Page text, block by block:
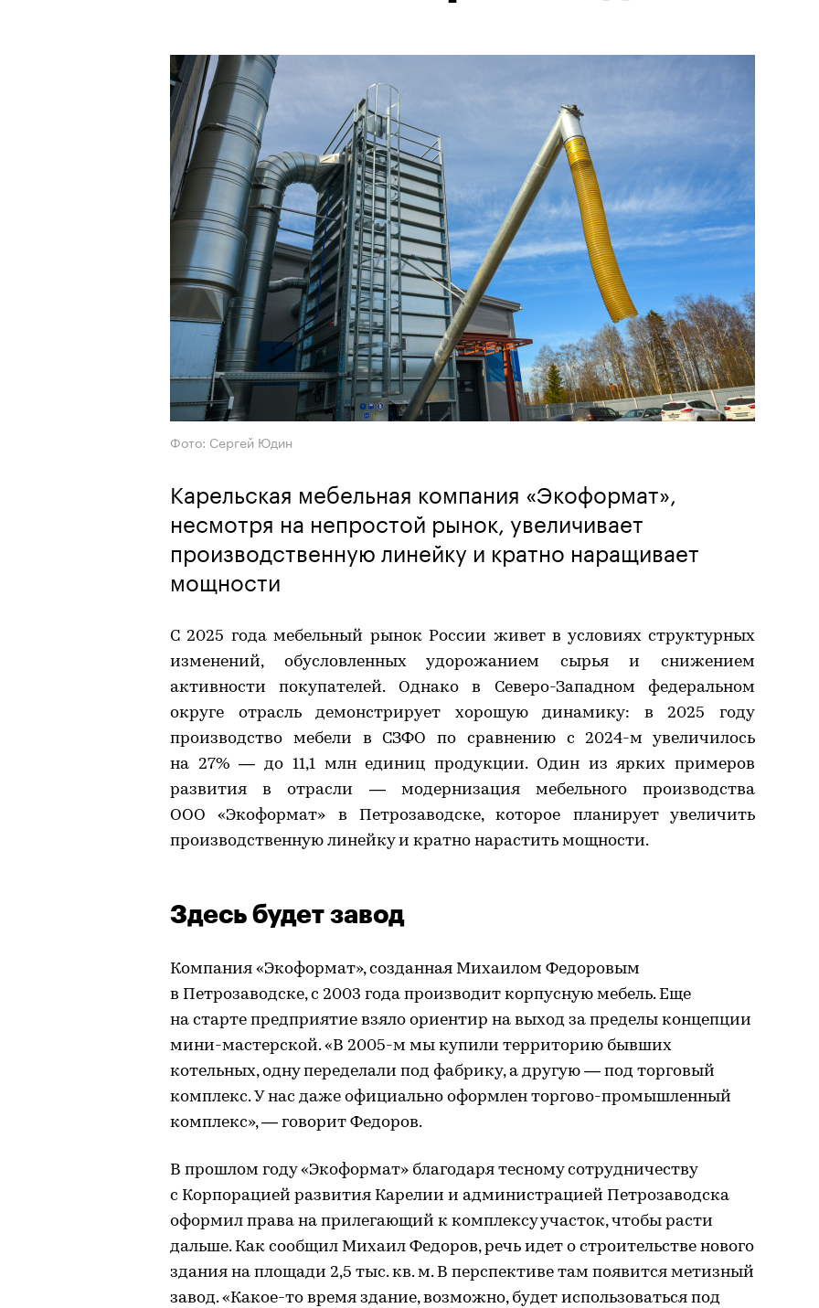
Фото: Сергей Юдин
Карельская мебельная компания «Экоформат»,
несмотря на непростой рынок, увеличивает
производственную линейку и кратно наращивает
мощности
С 2025 года мебельный рынок России живет в условиях структурных
изменений, обусловленных удорожанием сырья и снижением
активности покупателей. Однако в Северо-Западном федеральном
округе отрасль демонстрирует хорошую динамику: в 2025 году
производство мебели в СЗФО по сравнению с 2024-м увеличилось
на 27% — до 11,1 млн единиц продукции. Один из ярких примеров
развития в отрасли — модернизация мебельного производства
ООО «Экоформат» в Петрозаводске, которое планирует увеличить
производственную линейку и кратно нарастить мощности.
Здесь будет завод
Компания «Экоформат», созданная Михаилом Федоровым
в Петрозаводске, с 2003 года производит корпусную мебель. Еще
на старте предприятие взяло ориентир на выход за пределы концепции
мини-мастерской. «В 2005-м мы купили территорию бывших
котельных, одну переделали под фабрику, а другую — под торговый
комплекс. У нас даже официально оформлен торгово-промышленный
комплекс», — говорит Федоров.
В прошлом году «Экоформат» благодаря тесному сотрудничеству
с Корпорацией развития Карелии и администрацией Петрозаводска
оформил права на прилегающий к комплексу участок, чтобы расти
дальше. Как сообщил Михаил Федоров, речь идет о строительстве нового
здания на площади 2,5 тыс. кв. м. В перспективе там появится метизный
завод. «Какое-то время здание, возможно, будет использоваться под